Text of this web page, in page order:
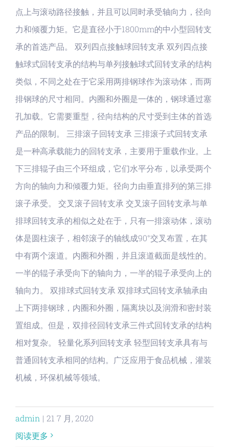
点上与滚动路径接触，并且可以同时承受轴向力，径向
力和倾覆力矩。它是直径小于1800mm的中小型回转支
承的首选产品。 双列四点接触球回转支承 双列四点接
触球式回转支承的结构与单列接触球式回转支承的结构
类似，不同之处在于它采用两排钢球作为滚动体，而两
排钢球的尺寸相同。内圈和外圈是一体的，钢球通过塞
孔加载。它需要重型，径向结构的尺寸受到主体的首选
产品的限制。 三排滚子回转支承 三排滚子式回转支承
是一种高承载能力的回转支承，主要用于重载作业。上
下三排辊子由三个环组成，它们水平分布，以承受两个
方向的轴向力和倾覆力矩。径向力由垂直排列的第三排
滚子承受。 交叉滚子回转支承 交叉滚子回转支承与单
排球回转支承的相似之处在于，只有一排滚动体，滚动
体是圆柱滚子，相邻滚子的轴线成90°交叉布置，在其
中有两个滚道。内圈和外圈，并且滚道截面是线性的。
一半的辊子承受向下的轴向力，一半的辊子承受向上的
轴向力。 双排球式回转支承 双排球式回转支承轴承由
上下两排钢球，内圈和外圈，隔离块以及润滑和密封装
置组成。但是，双排径回转支承三件式回转支承的结构
相对复杂。 轻量化系列回转支承 轻型回转支承具有与
普通回转支承相同的结构。广泛应用于食品机械，灌装
机械，环保机械等领域。
admin | 21 7 月, 2020
阅读更多